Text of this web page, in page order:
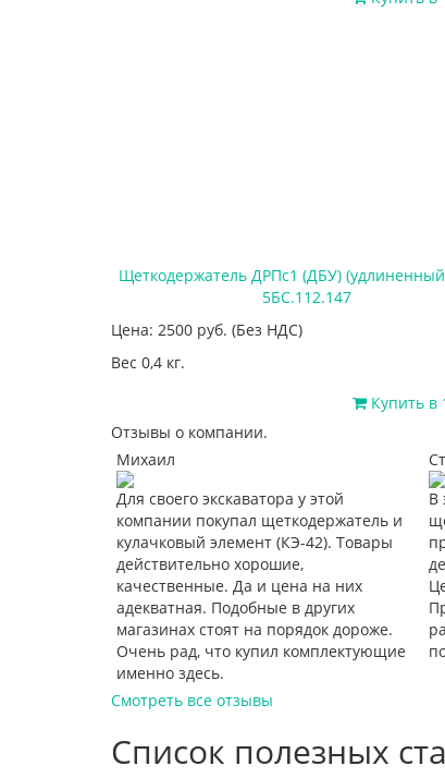
Щеткодержатель ДРПс1 (ДБУ)
5БС.112.147
Цена: 2500 руб. (Без НДС)
Вес 0,4 кг.
Купить в
Отзывы о компании.
Михаил
Для своего экскаватора у этой
компании покупал щеткодержатель и
кулачковый элемент (КЭ-42). Товары
действительно хорошие,
качественные. Да и цена на них
адекватная. Подобные в других
магазинах стоят на порядок дороже.
Очень рад, что купил комплектующие
именно здесь.
В
Смотреть все отзывы
Список полезных